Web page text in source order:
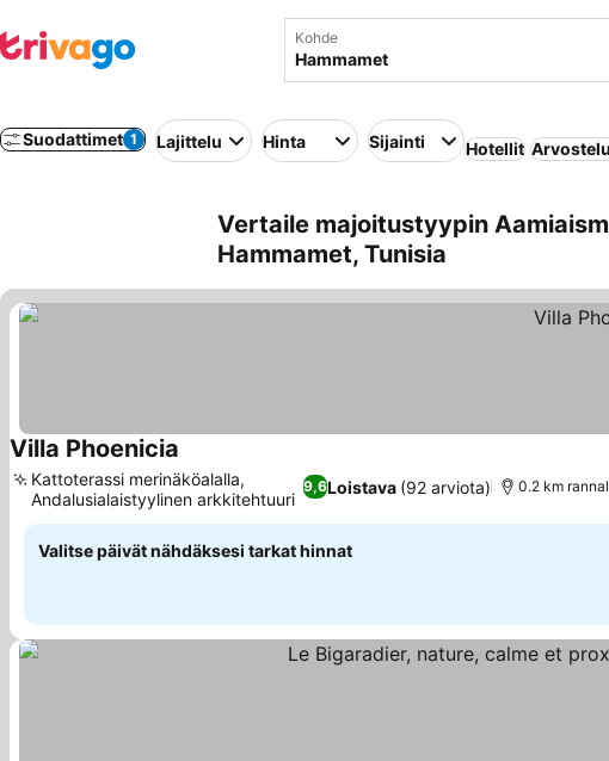
Kohde
Suodattimet 1 Lajittelu Hinta Sijainti Hotellit
Vertaile majoitustyypin
Hammamet, Tunisia
Villa Phoenicia
9,6Loistava (92 arviota)
Kattoterassi merinäköalalla,
Andalusialaistyylinen arkkitehtuuri
0.2 km
Valitse päivät nähdäksesi tarkat hinnat